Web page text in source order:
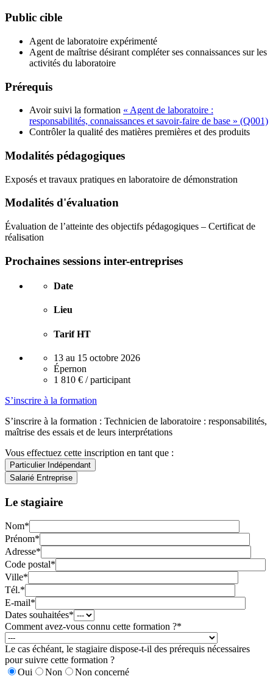
Public cible
Agent de laboratoire expérimenté
Agent de maîtrise désirant compléter ses connaissances sur les
activités du laboratoire
Prérequis
Avoir suivi la formation « Agent de laboratoire :
responsabilités, connaissances et savoir-faire de base » (Q001)
Contrôler la qualité des matières premières et des produits
Modalités pédagogiques
Exposés et travaux pratiques en laboratoire de démonstration
Modalités d'évaluation
Évaluation de l’atteinte des objectifs pédagogiques – Certificat de
réalisation
Prochaines sessions inter-entreprises
Date
Lieu
Tarif HT
13 au 15 octobre 2026
Épernon
1 810 € / participant
S’inscrire à la formation
S’inscrire à la formation : Technicien de laboratoire : responsabilités,
maîtrise des essais et de leurs interprétations
Vous effectuez cette inscription en tant que :
Le stagiaire
Nom*
Prénom*
Adresse*
Code postal*
Ville*
Tél.*
E-mail*
Dates souhaitées*
Comment avez-vous connu cette formation ?*
Le cas échéant, le stagiaire dispose-t-il des prérequis nécessaires
pour suivre cette formation ?
Oui
Non Non concerné